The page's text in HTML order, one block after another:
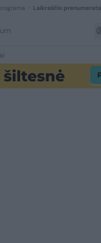
Laikraščio prenumerata